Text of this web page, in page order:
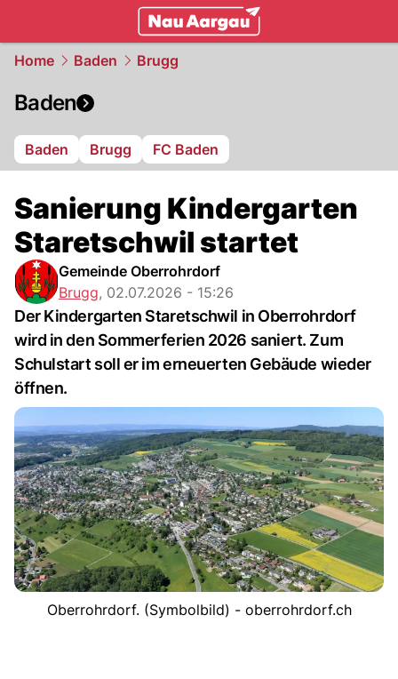
Home Baden Brugg
Baden
Baden Brugg FC Baden
Sanierung Kindergarten
Staretschwil startet
Gemeinde Oberrohrdorf
Brugg, 02.07.2026 - 15:26
Der Kindergarten Staretschwil in Oberrohrdorf
wird in den Sommerferien 2026 saniert. Zum
Schulstart soll er im erneuerten Gebäude wieder
öffnen.
Oberrohrdorf. (Symbolbild) - oberrohrdorf.ch